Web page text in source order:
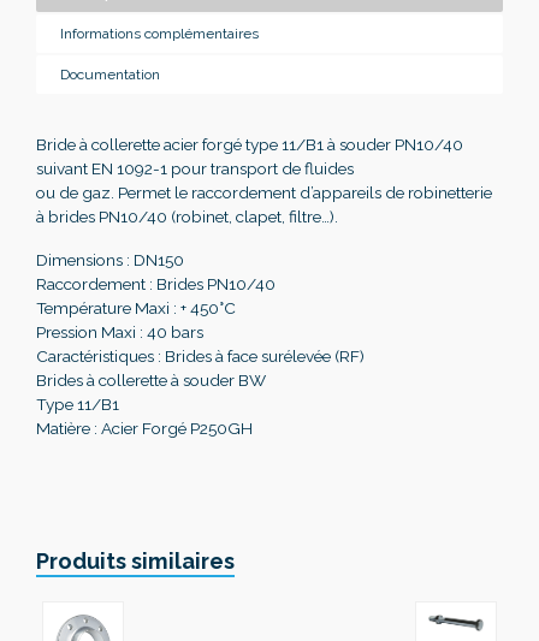
Informations complémentaires
Documentation
Bride à collerette acier forgé type 11/B1 à souder PN10/40
suivant EN 1092-1 pour transport de fluides
ou de gaz. Permet le raccordement d’appareils de robinetterie
à brides PN10/40 (robinet, clapet, filtre…).
Dimensions : DN150
Raccordement : Brides PN10/40
Température Maxi : + 450°C
Pression Maxi : 40 bars
Caractéristiques : Brides à face surélevée (RF)
Brides à collerette à souder BW
Type 11/B1
Matière : Acier Forgé P250GH
Produits similaires